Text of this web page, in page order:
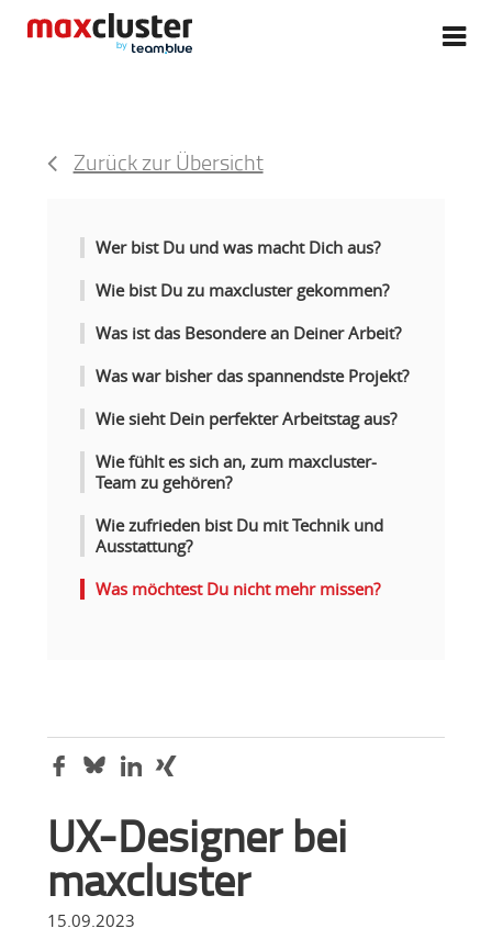
Zurück zur Übersicht
Wer bist Du und was macht Dich aus?
Wie bist Du zu maxcluster gekommen?
Was ist das Besondere an Deiner Arbeit?
Was war bisher das spannendste Projekt?
Wie sieht Dein perfekter Arbeitstag aus?
Wie fühlt es sich an, zum maxcluster-
Team zu gehören?
Wie zufrieden bist Du mit Technik und
Ausstattung?
Was möchtest Du nicht mehr missen?
UX-Designer bei
maxcluster
15.09.2023